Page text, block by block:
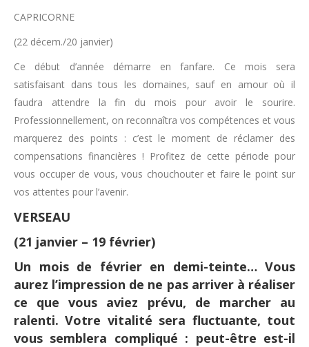
CAPRICORNE
(22 décem./20 janvier)
Ce début d’année démarre en fanfare. Ce mois sera
satisfaisant dans tous les domaines, sauf en amour où il
faudra attendre la fin du mois pour avoir le sourire.
Professionnellement, on reconnaîtra vos compétences et vous
marquerez des points : c’est le moment de réclamer des
compensations financières ! Profitez de cette période pour
vous occuper de vous, vous chouchouter et faire le point sur
vos attentes pour l’avenir.
VERSEAU
(21 janvier – 19 février)
Un mois de février en demi-teinte… Vous
aurez l’impression de ne pas arriver à réaliser
ce que vous aviez prévu, de marcher au
ralenti. Votre vitalité sera fluctuante, tout
vous semblera compliqué : peut-être est-il